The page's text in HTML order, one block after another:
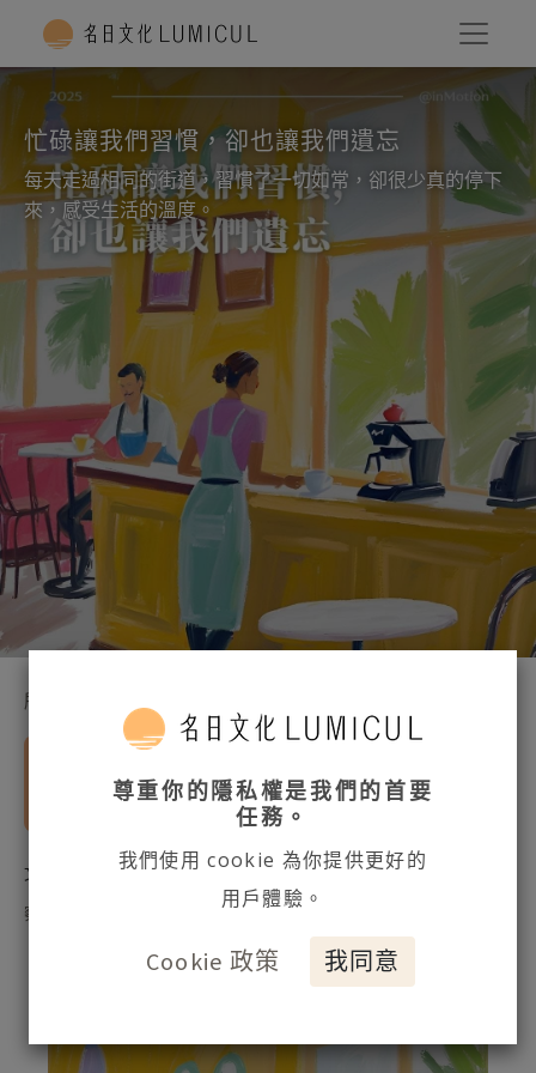
忙碌讓我們習慣，卻也讓我們遺忘
每天走過相同的街道，習慣了一切如常，卻很少真的停下
來，感受生活的溫度。
所有網誌
生活的溫度。
文章授權：名日文化 ／文：inMotion｜正念瑜珈 · 自我覺
察
尊重你的隱私權是我們的首要
任務。
我們使用 cookie 為你提供更好的
用戶體驗。
Cookie 政策 我同意